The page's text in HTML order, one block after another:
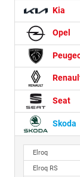
Kia
Opel
Seat
Skoda
Elroq
Elroq RS